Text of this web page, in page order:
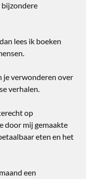
bijzondere
lees ik boeken
je verwonderen over
verhalen.
op
door mij gemaakte
eten en het
een